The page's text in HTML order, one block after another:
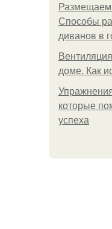
Размещаем
Способы
диванов в
доме. Как
которые
успеха